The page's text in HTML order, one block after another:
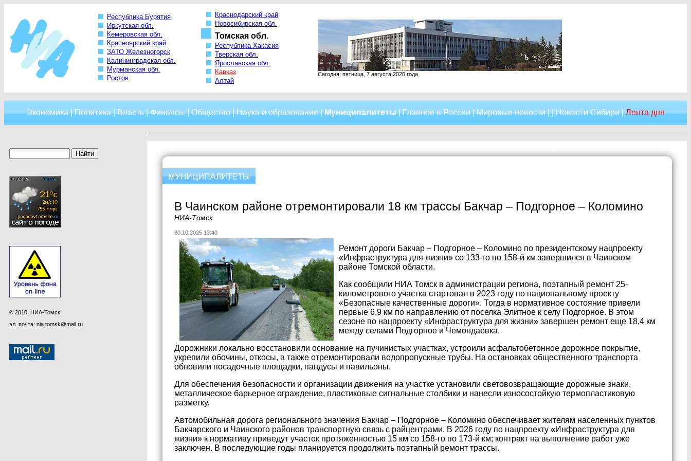
Республика Бурятия
Иркутская обл.
Кемеровская обл.
Красноярский край
ЗАТО Железногорск
Калининградская обл.
Мурманская обл.
Ростов
Краснодарский край
Новосибирская обл.
Томская обл.
Республика Хакасия
Тверская обл.
Ярославская обл.
Кавказ
Алтай
Сегодня: пятница, 7 августа 2026 года
Экономика|Политика|Власть|Финансы|Общество|Наука и образование|Муниципалитеты|Главное в России|Мировые новости| |Новости Сибири|Лента дня
© 2010, НИА-Томск
эл. почта: nia.tomsk@mail.ru
В Чаинском районе отремонтировали 18 км трассы Бакчар – Подгорное – Коломино
НИА-Томск
30.10.2025 13:40
Ремонт дороги Бакчар – Подгорное – Коломино по президентскому нацпроекту
«Инфраструктура для жизни» со 133-го по 158-й км завершился в Чаинском
районе Томской области.
Как сообщили НИА Томск в администрации региона, поэтапный ремонт 25-
километрового участка стартовал в 2023 году по национальному проекту
«Безопасные качественные дороги». Тогда в нормативное состояние привели
первые 6,9 км по направлению от поселка Элитное к селу Подгорное. В этом
сезоне по нацпроекту «Инфраструктура для жизни» завершен ремонт еще 18,4 км
между селами Подгорное и Чемондаевка.
Дорожники локально восстановили основание на пучинистых участках, устроили асфальтобетонное дорожное покрытие,
укрепили обочины, откосы, а также отремонтировали водопропускные трубы. На остановках общественного транспорта
обновили посадочные площадки, пандусы и павильоны.
Для обеспечения безопасности и организации движения на участке установили световозвращающие дорожные знаки,
металлическое барьерное ограждение, пластиковые сигнальные столбики и нанесли износостойкую термопластиковую
разметку.
Автомобильная дорога регионального значения Бакчар – Подгорное – Коломино обеспечивает жителям населенных пунктов
Бакчарского и Чаинского районов транспортную связь с райцентрами. В 2026 году по нацпроекту «Инфраструктура для
жизни» к нормативу приведут участок протяженностью 15 км со 158-го по 173-й км; контракт на выполнение работ уже
заключен. В последующие годы планируется продолжить поэтапный ремонт трассы.